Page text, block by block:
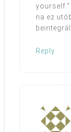
na ez
Reply